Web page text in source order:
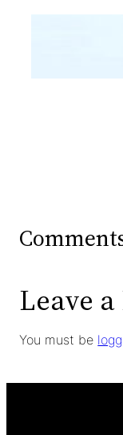
Leave
You must be